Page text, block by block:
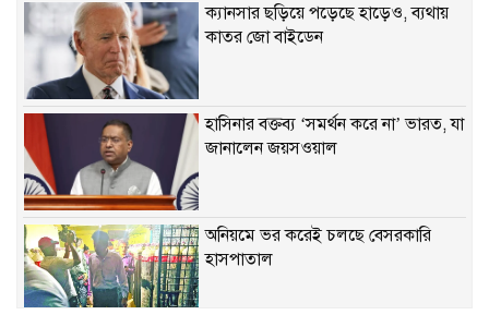
ক্যানসার ছড়িয়ে পড়েছে হাড়েও, ব্যথায়
কাতর জো বাইডেন
হাসিনার বক্তব্য ‘সমর্থন করে না’ ভারত, যা
জানালেন জয়সওয়াল
অনিয়মে ভর করেই চলছে বেসরকারি
হাসপাতাল